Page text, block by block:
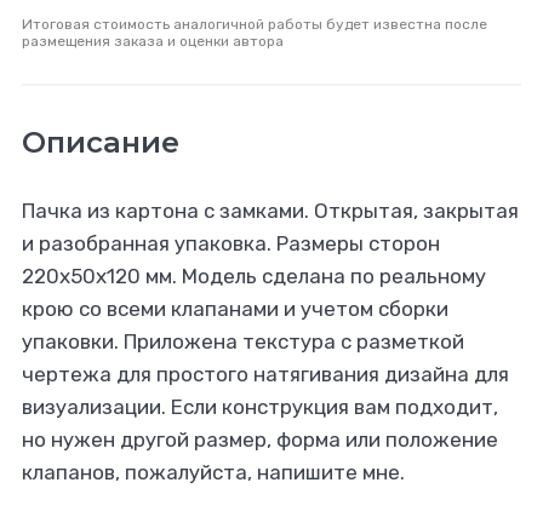
Итоговая стоимость аналогичной работы будет известна после
размещения заказа и оценки автора
Описание
Пачка из картона с замками. Открытая, закрытая
и разобранная упаковка. Размеры сторон
220x50x120 мм. Модель сделана по реальному
крою со всеми клапанами и учетом сборки
упаковки. Приложена текстура с разметкой
чертежа для простого натягивания дизайна для
визуализации. Если конструкция вам подходит,
но нужен другой размер, форма или положение
клапанов, пожалуйста, напишите мне.